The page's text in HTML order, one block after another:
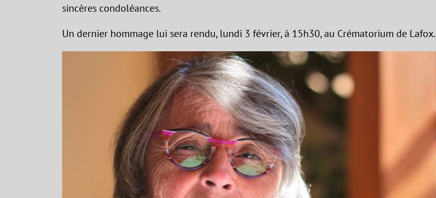
sincères condoléances.
Un dernier hommage lui sera rendu, lundi 3 février, à 15h30, au Crématorium de Lafox.